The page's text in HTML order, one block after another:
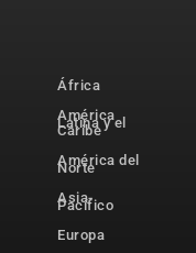
África
América
Latina y el
Caribe
América del
Norte
Asia-
Pacífico
Europa